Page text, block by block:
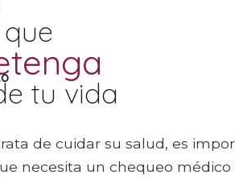
tu vida
de cuidar su salud,es
necesita un chequeo médico